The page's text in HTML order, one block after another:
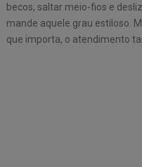
becos, saltar meio-fios e
mande aquele grau estiloso.
que importa, o atendimento